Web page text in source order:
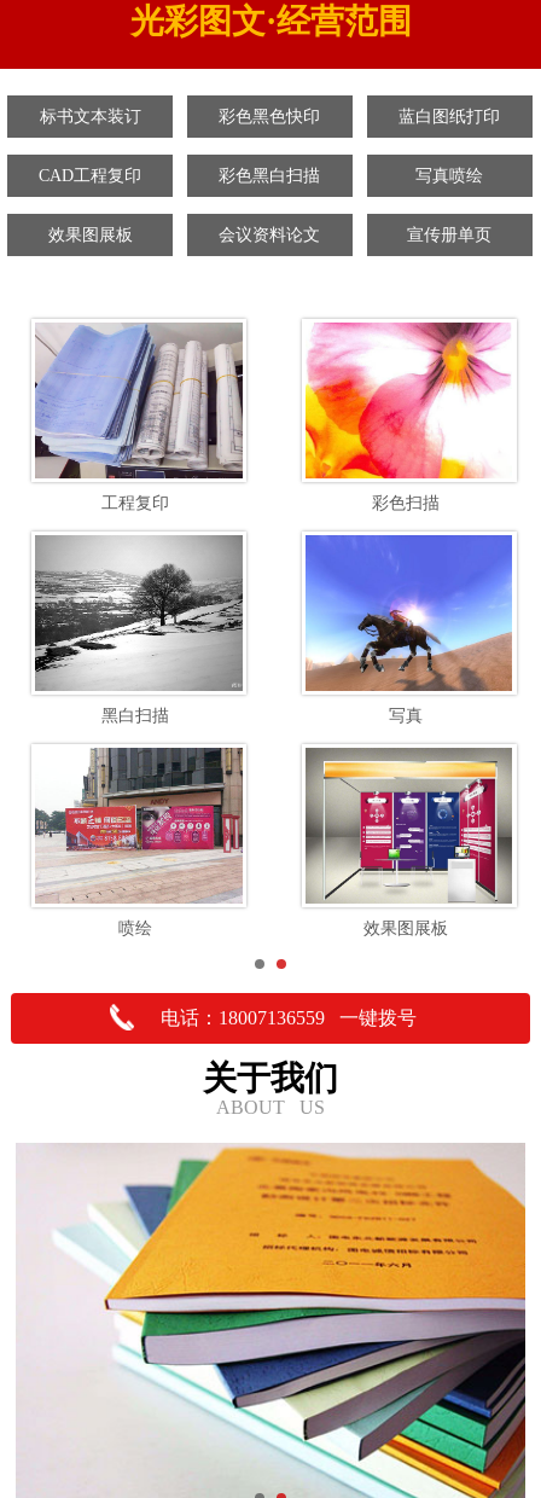
光彩图文·经营范围
标书文本装订 彩色黑色快印 蓝白图纸打印
CAD工程复印 彩色黑白扫描 写真喷绘
效果图展板 会议资料论文 宣传册单页
工程复印 彩色扫描
黑白扫描 写真
喷绘 效果图展板
电话：18007136559 一键拨号
关于我们
ABOUT US